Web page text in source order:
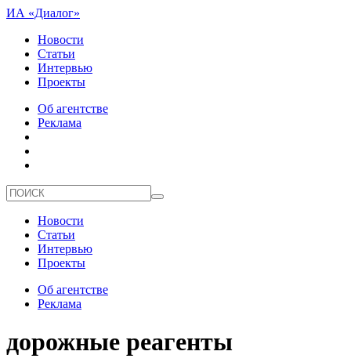
ИА «Диалог»
Новости
Статьи
Интервью
Проекты
Об агентстве
Реклама
Новости
Статьи
Интервью
Проекты
Об агентстве
Реклама
дорожные реагенты